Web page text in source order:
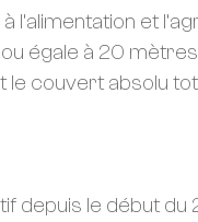
et
égale à 20
le couvert absolu
depuis le début du